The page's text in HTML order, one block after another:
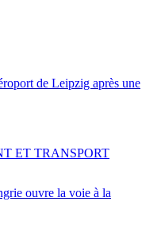
de Leipzig après une
ouvre la voie à la
ET TRANSPORT